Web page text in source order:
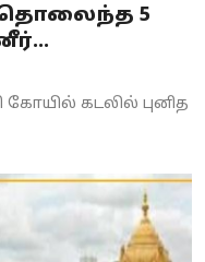
தொலைந்த 5
கோயில் கடலில் புனித